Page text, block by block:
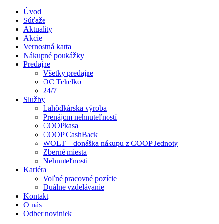
Úvod
Súťaže
Aktuality
Akcie
Vernostná karta
Nákupné poukážky
Predajne
Všetky predajne
OC Tehelko
24/7
Služby
Lahôdkárska výroba
Prenájom nehnuteľností
COOPkasa
COOP CashBack
WOLT – donáška nákupu z COOP Jednoty
Zberné miesta
Nehnuteľnosti
Kariéra
Voľné pracovné pozície
Duálne vzdelávanie
Kontakt
O nás
Odber noviniek